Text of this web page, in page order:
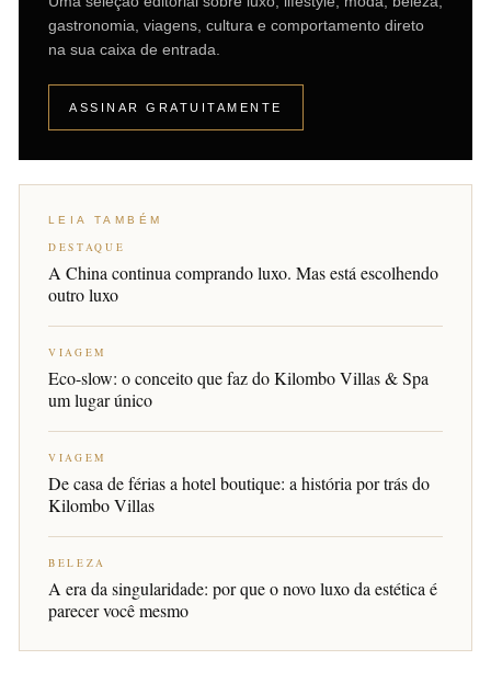
gastronomia, viagens, cultura e comportamento direto
na sua caixa de entrada.
ASSINAR GRATUITAMENTE
LEIA TAMBÉM
DESTAQUE
A China continua comprando luxo. Mas está escolhendo
outro luxo
VIAGEM
Eco-slow: o conceito que faz do Kilombo Villas & Spa
um lugar único
VIAGEM
De casa de férias a hotel boutique: a história por trás do
Kilombo Villas
BELEZA
A era da singularidade: por que o novo luxo da estética é
parecer você mesmo